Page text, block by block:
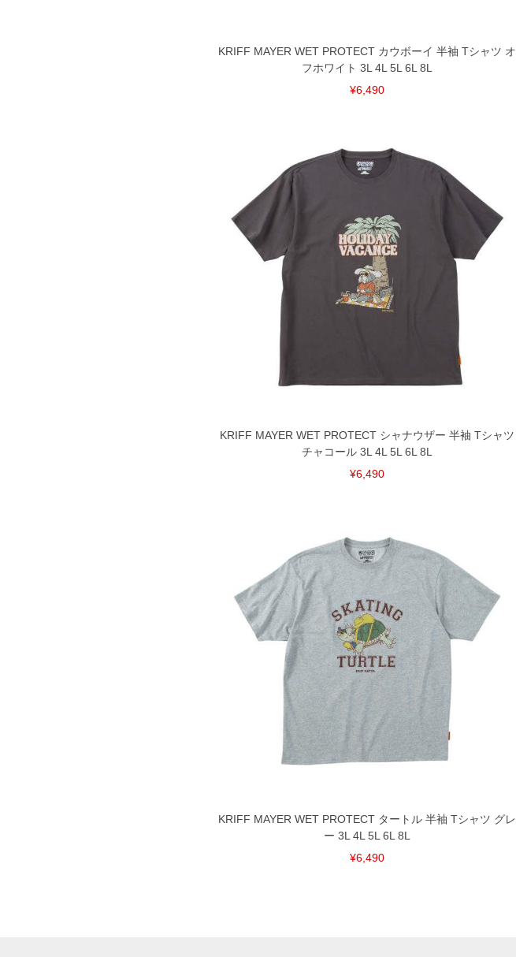
KRIFF MAYER WET PROTECT カウボーイ 半袖 Tシャツ オ
フホワイト 3L 4L 5L 6L 8L
¥6,490
KRIFF MAYER WET PROTECT シャナウザー 半袖 Tシャツ
チャコール 3L 4L 5L 6L 8L
¥6,490
KRIFF MAYER WET PROTECT タートル 半袖 Tシャツ グレ
ー 3L 4L 5L 6L 8L
¥6,490